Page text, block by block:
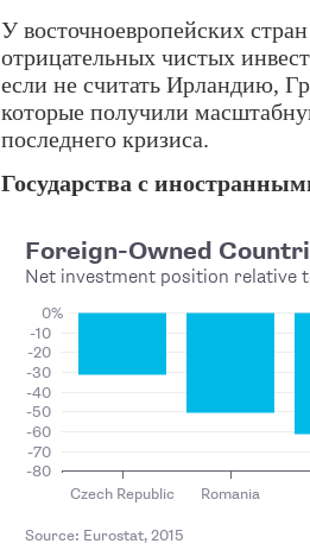
У восточноевропейских
отрицательных чистых
если не считать Ирландию,
которые получили
последнего кризиса.
Государства с